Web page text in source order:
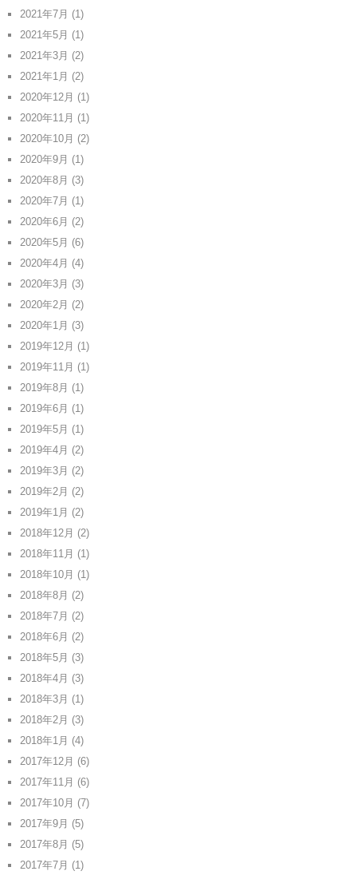
2021年7月 (1)
2021年5月 (1)
2021年3月 (2)
2021年1月 (2)
2020年12月 (1)
2020年11月 (1)
2020年10月 (2)
2020年9月 (1)
2020年8月 (3)
2020年7月 (1)
2020年6月 (2)
2020年5月 (6)
2020年4月 (4)
2020年3月 (3)
2020年2月 (2)
2020年1月 (3)
2019年12月 (1)
2019年11月 (1)
2019年8月 (1)
2019年6月 (1)
2019年5月 (1)
2019年4月 (2)
2019年3月 (2)
2019年2月 (2)
2019年1月 (2)
2018年12月 (2)
2018年11月 (1)
2018年10月 (1)
2018年8月 (2)
2018年7月 (2)
2018年6月 (2)
2018年5月 (3)
2018年4月 (3)
2018年3月 (1)
2018年2月 (3)
2018年1月 (4)
2017年12月 (6)
2017年11月 (6)
2017年10月 (7)
2017年9月 (5)
2017年8月 (5)
2017年7月 (1)